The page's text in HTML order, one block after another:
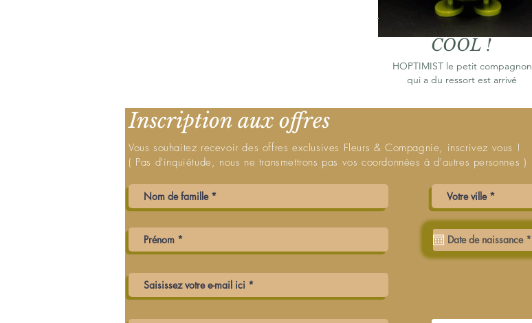
COOL !
HOPTIMIST le petit compagnon
qui a du ressort est arrivé
Inscription aux offres
Vous souhaitez recevoir des offres exclusives Fleurs & Compagnie, inscrivez vous !
( Pas d'inquiétude, nous ne transmettrons pas vos coordonnées à d'autres personnes )